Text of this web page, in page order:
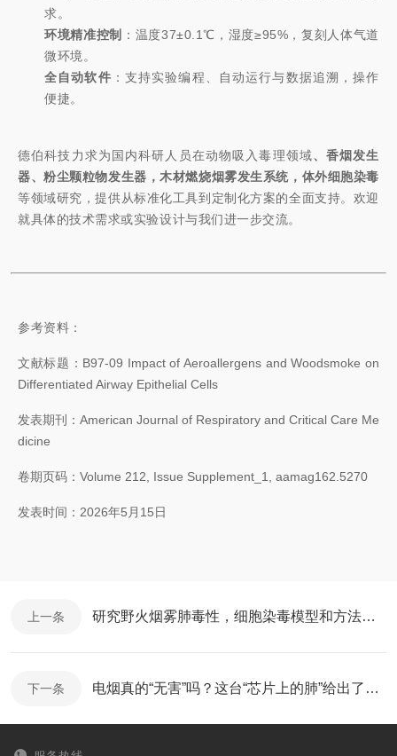
求。
环境精准控制
：温度37±0.1℃，湿度≥95%，复刻人体气道
微环境。
全自动软件 ：支持实验编程、自动运行与数据追溯，操作
便捷。
德伯科技力求为国内科研人员在动物吸入毒理领域、香烟发生
器、粉尘颗粒物发生器，木材燃烧烟雾发生系统，体外细胞染毒
等领域研究，提供从标准化工具到定制化方案的全面支持。欢迎
就具体的技术需求或实验设计与我们进一步交流。
参考资料：
文献标题 ：B97-09 Impact of Aeroallergens and Woodsmoke on
Differentiated Airway Epithelial Cells
发表期刊
：American Journal of Respiratory and Critical Care Me
dicine
卷期页码 ：Volume 212, Issue Supplement_1, aamag162.5270
发表时间 ：2026年5月15日
上一条 研究野火烟雾肺毒性，细胞染毒模型和方法怎么选？
下一条 电烟真的“无害”吗？这台“芯片上的肺”给出了新答案